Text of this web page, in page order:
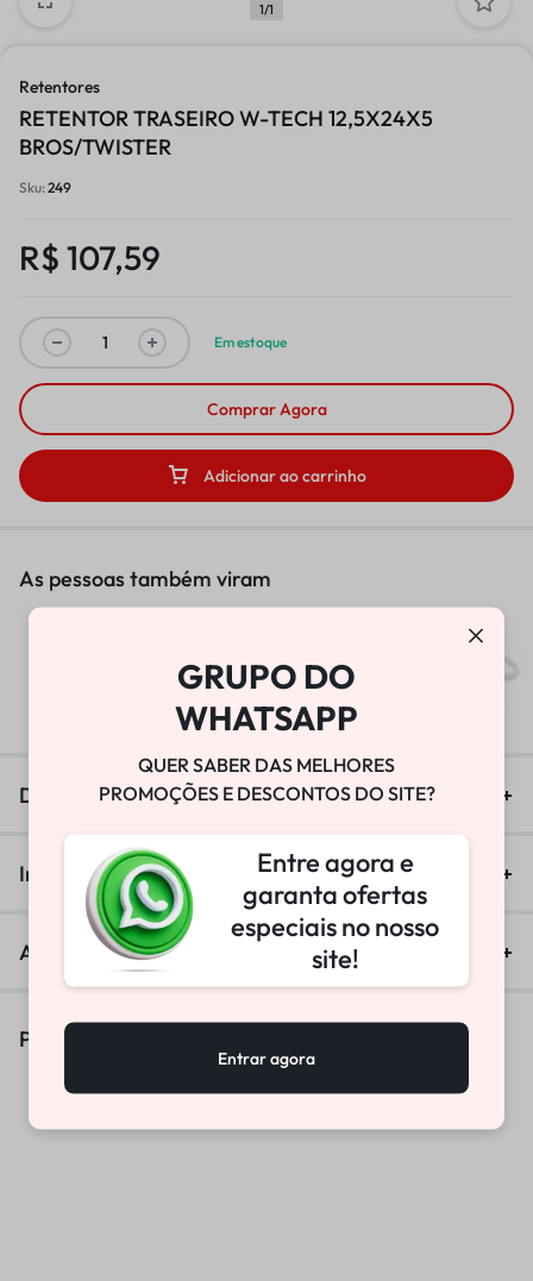
1/1
Retentores
RETENTOR TRASEIRO W-TECH 12,5X24X5
BROS/TWISTER
Sku:249
R$ 107,59
Em estoque
Adicionar ao carrinho
Comprar Agora
As pessoas também viram
25.800,00
Descrição
Informação adicional
Avaliações (0)
Produtos Similares
GRUPO DO
WHATSAPP
QUER SABER DAS MELHORES
PROMOÇÕES E DESCONTOS DO SITE?
Entre agora e
garanta ofertas
especiais no nosso
site!
Entrar agora